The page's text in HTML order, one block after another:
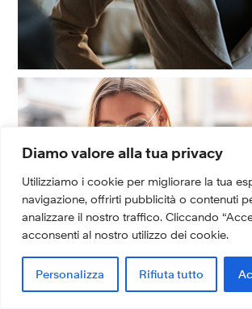
Diamo valore alla tua privacy
Utilizziamo i cookie per migliorare la tua
navigazione, offrirti pubblicità o contenuti
analizzare il nostro traffico. Cliccando
acconsenti al nostro utilizzo dei cookie.
Personalizza Rifiuta tutto